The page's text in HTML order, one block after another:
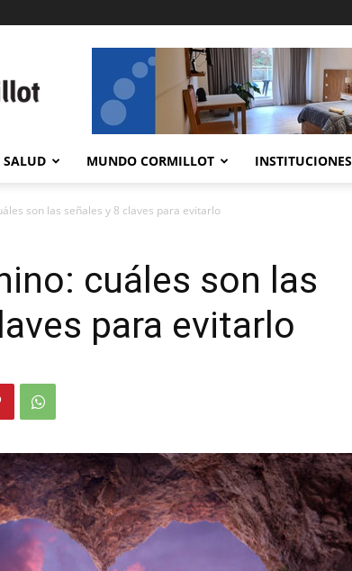
SALUD MUNDO CORMILLOT INSTITUCIONES
son las señales y 8 claves para evitarlo
cuáles son las
para evitarlo